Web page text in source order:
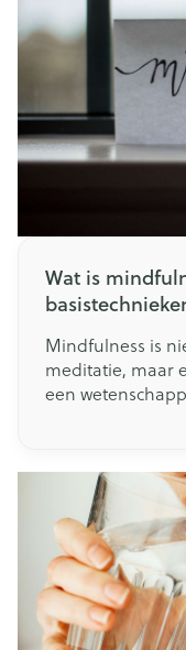
Wat is
Mindfulness is
meditatie, maar
een
ronde over
koppelt aan
artikel leggen
welke
kan beoefenen.